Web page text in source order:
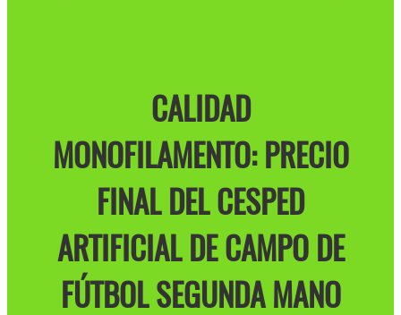
CALIDAD
MONOFILAMENTO: PRECIO
FINAL DEL CESPED
ARTIFICIAL DE CAMPO DE
FÚTBOL SEGUNDA MANO